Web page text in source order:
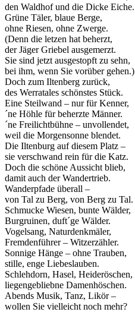
den Waldhof und die Dicke Eiche.
Grüne Täler, blaue Berge,
ohne Riesen, ohne Zwerge.
(Denn die letzen hat beherzt,
der Jäger Griebel ausgemerzt.
Sie sind jetzt ausgestopft zu sehn,
bei ihm, wenn Sie vorüber gehen.)
Doch zum Iltenberg zurück,
des Werratales schönstes Stück.
Eine Steilwand – nur für Kenner,
´ne Höhle für beherzte Männer.
´ne Freilichtbühne – unvollendet,
weil die Morgensonne blendet.
Die Iltenburg auf diesem Platz –
sie verschwand rein für die Katz.
Doch die schöne Aussicht blieb,
damit auch der Wandertrieb.
Wanderpfade überall –
von Tal zu Berg, von Berg zu Tal.
Schmucke Wiesen, bunte Wälder,
Burgruinen, duft´ge Wälder.
Vogelsang, Naturdenkmäler,
Fremdenführer – Witzerzähler.
Sonnige Hänge – ohne Trauben,
stille, enge Liebeslauben.
Schlehdorn, Hasel, Heideröschen,
liegengebliebne Damenhöschen.
Abends Musik, Tanz, Likör –
wollen Sie vielleicht noch mehr?